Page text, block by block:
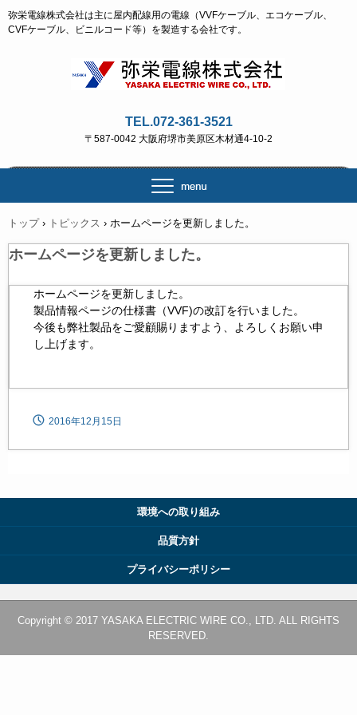
弥栄電線株式会社は主に屋内配線用の電線（VVFケーブル、エコケーブル、
CVFケーブル、ビニルコード等）を製造する会社です。
TEL.072-361-3521
〒587-0042 大阪府堺市美原区木材通4-10-2
トップ › トピックス › ホームページを更新しました。
ホームページを更新しました。
ホームページを更新しました。
製品情報ページの仕様書（VVF)の改訂を行いました。
今後も弊社製品をご愛顧賜りますよう、よろしくお願い申
し上げます。
2016年12月15日
環境への取り組み
品質方針
プライバシーポリシー
Copyright © 2017 YASAKA ELECTRIC WIRE CO., LTD. ALL RIGHTS
RESERVED.